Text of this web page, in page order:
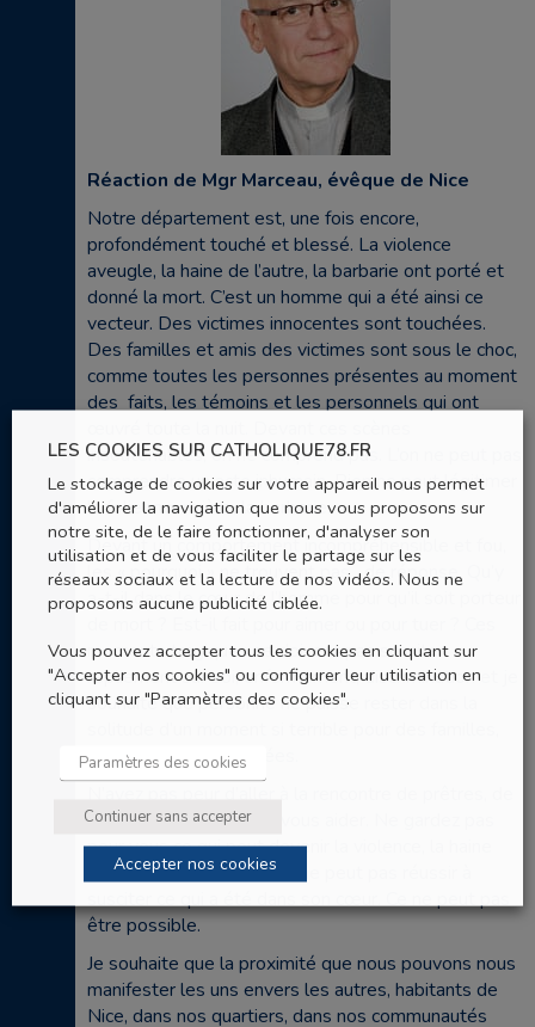
Réaction de Mgr Marceau, évêque de Nice
Notre département est, une fois encore,
profondément touché et blessé. La violence
aveugle, la haine de l’autre, la barbarie ont porté et
donné la mort. C’est un homme qui a été ainsi ce
vecteur. Des victimes innocentes sont touchées.
Des familles et amis des victimes sont sous le choc,
comme toutes les personnes présentes au moment
des faits, les témoins et les personnels qui ont
insoutenables, on ne comprend pas. L’on ne peut pas
comprendre un acte inhumain. Rien ne peut légitimer
la folie meurtrière, la barbarie.
Devant un comportement incompréhensible et fou,
les « pourquoi » ne trouvent pas de réponse. Qu’y
a-t-il dans le cœur de l’homme pour qu’il soit porteur
moments tragiques ne doivent pas susciter
repliement sur soi, enfermement, discrimination et je
souhaite que personne ne puisse rester dans la
des personnes choquées.
personnes qui peuvent vous aider. Ne gardez pas
pour vous ce qui peut devenir la violence, la haine
peut-être. Cet homme-là ne peut pas réussir à
susciter ce qui a été dans son cœur. Ce ne peut pas
être possible.
Je souhaite que la proximité que nous pouvons nous
manifester les uns envers les autres, habitants de
Nice, dans nos quartiers, dans nos communautés
LES COOKIES SUR CATHOLIQUE78.FR
Le stockage de cookies sur votre appareil nous permet
d'améliorer la navigation que nous vous proposons sur
notre site, de le faire fonctionner, d'analyser son
utilisation et de vous faciliter le partage sur les
réseaux sociaux et la lecture de nos vidéos. Nous ne
proposons aucune publicité ciblée.
Vous pouvez accepter tous les cookies en cliquant sur
"Accepter nos cookies" ou configurer leur utilisation en
cliquant sur "Paramètres des cookies".
Paramètres des cookies
Continuer sans accepter
Accepter nos cookies